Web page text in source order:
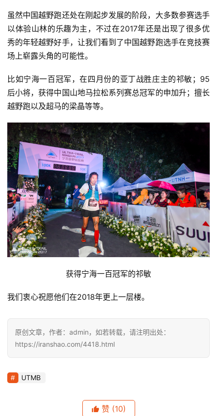
虽然中国越野跑还处在刚起步发展的阶段，大多数参赛选手
以体验山林的乐趣为主，不过在2017年还是出现了很多优
秀的年轻越野好手，让我们看到了中国越野跑选手在竞技赛
场上崭露头角的可能性。
比如宁海一百冠军，在四月份的亚丁战胜庄主的祁敏；95
后小将，获得中国山地马拉松系列赛总冠军的申加升；擅长
越野跑以及超马的梁晶等等。
获得宁海一百冠军的祁敏
我们衷心祝愿他们在2018年更上一层楼。
原创文章，作者：admin，如若转载，请注明出处：
https://iranshao.com/4418.html
UTMB
赞 (10)